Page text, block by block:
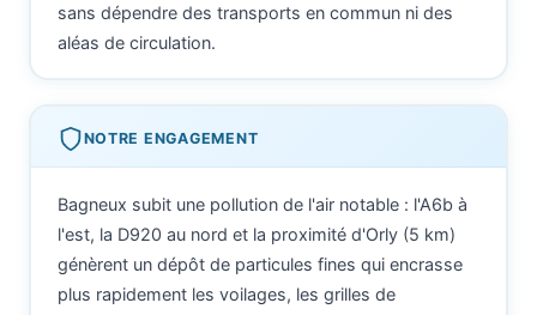
sans dépendre des transports en commun ni des
aléas de circulation.
NOTRE ENGAGEMENT
Bagneux subit une pollution de l'air notable : l'A6b à
l'est, la D920 au nord et la proximité d'Orly (5 km)
génèrent un dépôt de particules fines qui encrasse
plus rapidement les voilages, les grilles de